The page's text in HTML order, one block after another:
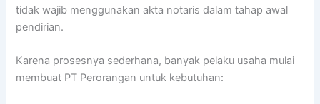
tidak wajib menggunakan akta notaris dalam tahap awal
pendirian.
Karena prosesnya sederhana, banyak pelaku usaha mulai
membuat PT Perorangan untuk kebutuhan: